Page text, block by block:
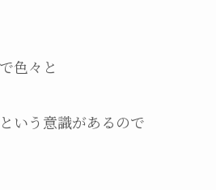
色々と
いう意識があるので